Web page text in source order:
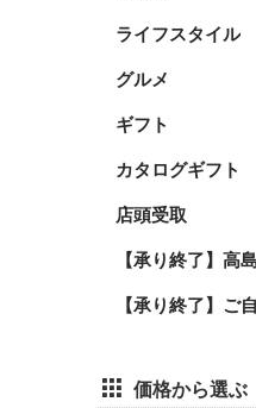
ライフスタイル
グルメ
ギフト
カタログギフト
店頭受取
【承り終了】高
【承り終了】ご
価格から選ぶ